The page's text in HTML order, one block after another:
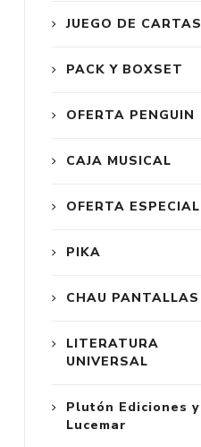
JUEGO DE CARTAS
PACK Y BOXSET
OFERTA PENGUIN
CAJA MUSICAL
OFERTA ESPECIAL
PIKA
CHAU PANTALLAS
LITERATURA
UNIVERSAL
Plutón Ediciones y
Lucemar